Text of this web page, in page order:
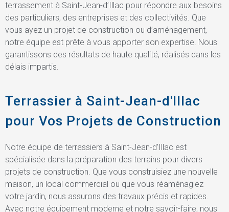
terrassement à Saint-Jean-d’Illac pour répondre aux besoins
des particuliers, des entreprises et des collectivités. Que
vous ayez un projet de construction ou d’aménagement,
notre équipe est prête à vous apporter son expertise. Nous
garantissons des résultats de haute qualité, réalisés dans les
délais impartis.
Terrassier à Saint-Jean-d'Illac
pour Vos Projets de Construction
Notre équipe de terrassiers à Saint-Jean-d’Illac est
spécialisée dans la préparation des terrains pour divers
projets de construction. Que vous construisiez une nouvelle
maison, un local commercial ou que vous réaménagiez
votre jardin, nous assurons des travaux précis et rapides.
Avec notre équipement moderne et notre savoir-faire, nous